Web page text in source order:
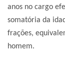
anos no cargo
somatória da
frações,
homem.